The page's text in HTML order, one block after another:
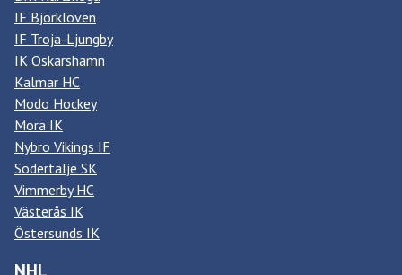
IF Björklöven
IF Troja-Ljungby
IK Oskarshamn
Kalmar HC
Modo Hockey
Mora IK
Nybro Vikings IF
Södertälje SK
Vimmerby HC
Västerås IK
Östersunds IK